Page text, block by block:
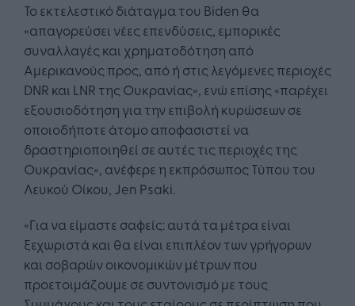
Το εκτελεστικό διάταγμα του Biden θα
«απαγορεύσει νέες επενδύσεις, εμπορικές
συναλλαγές και χρηματοδότηση από
Αμερικανούς προς, από ή στις λεγόμενες περιοχές
DNR και LNR της Ουκρανίας», ενώ επίσης «παρέχει
εξουσιοδότηση για την επιβολή κυρώσεων σε
οποιοδήποτε άτομο αποφασιστεί να
δραστηριοποιηθεί σε αυτές τις περιοχές της
Ουκρανίας», ανέφερε η εκπρόσωπος Τύπου του
Λευκού Οίκου, Jen Psaki.
«Για να είμαστε σαφείς: αυτά τα μέτρα είναι
ξεχωριστά και θα είναι επιπλέον των γρήγορων
και σοβαρών οικονομικών μέτρων που
προετοιμάζουμε σε συντονισμό με τους